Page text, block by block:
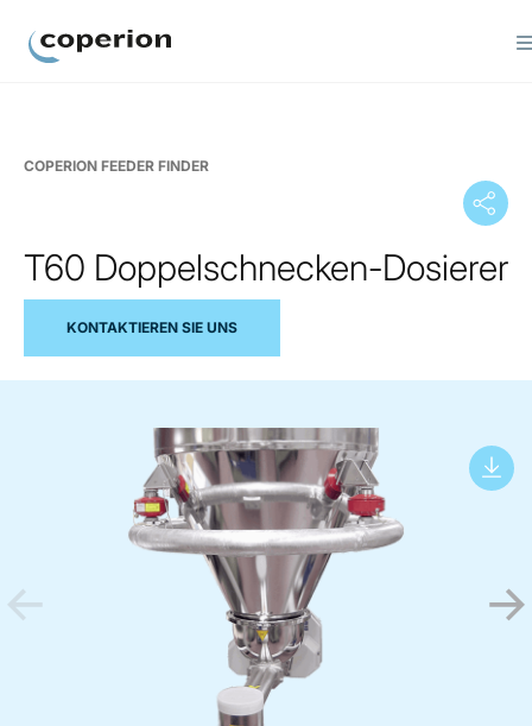
COPERION FEEDER FINDER
T60 Doppelschnecken-Dosierer
KONTAKTIEREN SIE UNS